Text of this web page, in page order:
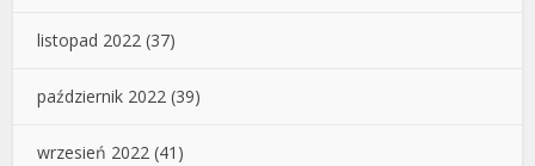
listopad 2022 (37)
październik 2022 (39)
wrzesień 2022 (41)